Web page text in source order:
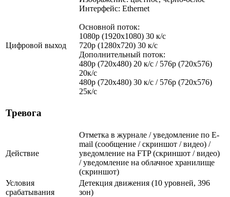
Цифровой выход
Интерфейс: Ethernet
Основной поток:
1080p (1920x1080) 30 к/с
720p (1280x720) 30 к/с
Дополнительный поток:
480p (720x480) 20 к/с / 576p (720x576)
20к/с
480p (720x480) 30 к/с / 576p (720x576)
25к/с
Тревога
Действие
Отметка в журнале / уведомление по E-
mail (сообщение / скриншот / видео) /
уведомление на FTP (скриншот / видео)
/ уведомление на облачное хранилище
(скриншот)
Условия
срабатывания
Детекция движения (10 уровней, 396
зон)